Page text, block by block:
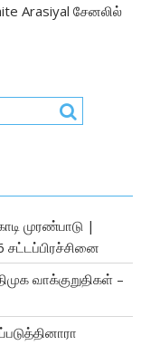
Arasiyal சேனலில்
முரண்பாடு |
வாக்குறுதிகள் –